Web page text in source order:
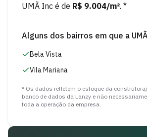
UMÃ Inc é de R$ 9.004/m². *
Alguns dos bairros em que a
Bela Vista
Vila Mariana
* Os dados refletem o estoque da
banco de dados da Lanzy e não
toda a operação da empresa.